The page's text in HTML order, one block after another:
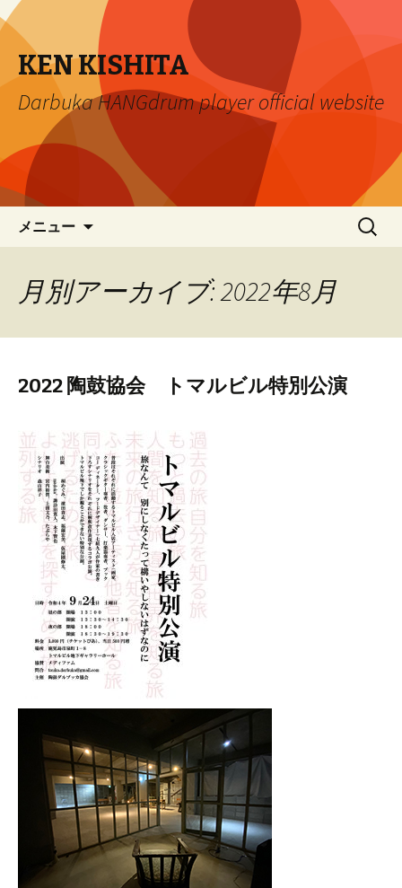
KEN KISHITA
Darbuka HANGdrum player official website
メニュー
ン
検
索:
月別アーカイブ: 2022年8月
2022 陶鼓協会 トマルビル特別公演